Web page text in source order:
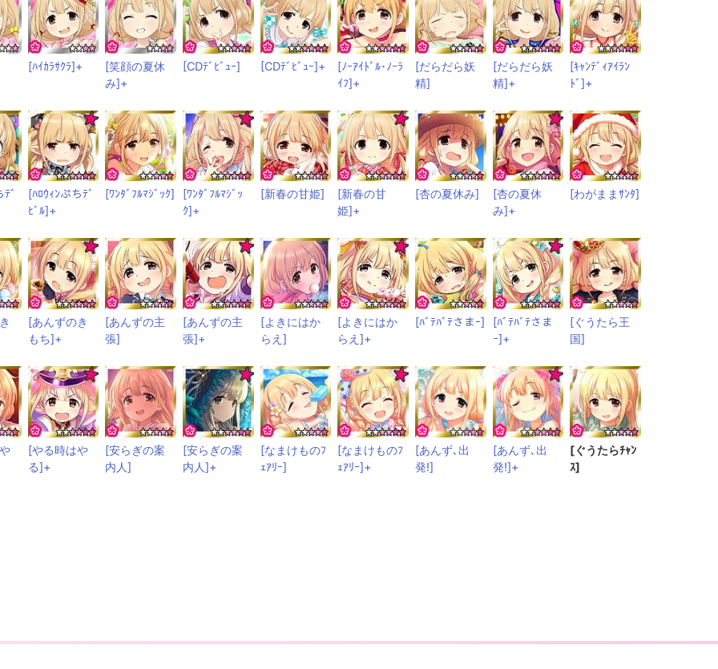
[ﾊｲｶﾗｻｸﾗ]+
[笑顔の夏休
み]+
[CDﾃﾞﾋﾞｭｰ] [CDﾃﾞﾋﾞｭｰ]+
[ﾉｰｱｲﾄﾞﾙ･ﾉｰﾗ
ｲﾌ]+
[だらだら妖
精]
[だらだら妖
精]+
[ｷｬﾝﾃﾞｨｱｲﾗﾝ
ﾄﾞ]+
ﾃﾞ
[ﾊﾛｳｨﾝぷちﾃﾞ
ﾋﾞﾙ]+
[ﾜﾝﾀﾞﾌﾙﾏｼﾞｯｸ]
[ﾜﾝﾀﾞﾌﾙﾏｼﾞｯ
ｸ]+
[新春の甘姫]
[新春の甘
姫]+
[杏の夏休み]
[杏の夏休
み]+
[わがままｻﾝﾀ]
[あんずのき
もち]+
[あんずの主
張]
[あんずの主
張]+
[よきにはか
らえ]
[よきにはか
らえ]+
[ﾊﾞﾃﾊﾞﾃさまｰ]
[ﾊﾞﾃﾊﾞﾃさま
ｰ]+
[ぐうたら王
国]
[やる時はや
る]+
[安らぎの案
内人]
[安らぎの案
内人]+
[なまけものﾌ
ｪｱﾘｰ]
[なまけものﾌ
ｪｱﾘｰ]+
[あんず､出
発!]
[あんず､出
発!]+
[ぐうたらﾁｬﾝ
ｽ]